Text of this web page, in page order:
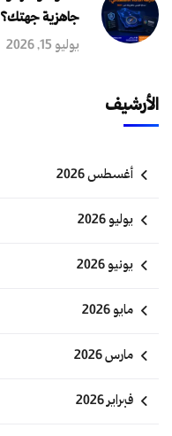
جاهزية جهتك؟
يوليو 15, 2026
الأرشيف
أغسطس 2026
يوليو 2026
يونيو 2026
مايو 2026
مارس 2026
فبراير 2026